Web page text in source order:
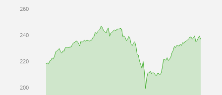
200
220
240
260